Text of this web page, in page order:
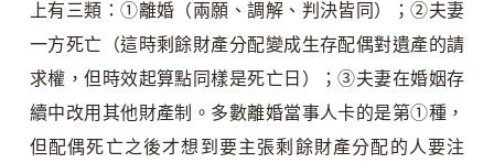
上有三類：①離婚（兩願、調解、判決皆同）；②夫妻
一方死亡（這時剩餘財產分配變成生存配偶對遺產的請
求權，但時效起算點同樣是死亡日）；③夫妻在婚姻存
續中改用其他財產制。多數離婚當事人卡的是第①種，
但配偶死亡之後才想到要主張剩餘財產分配的人要注